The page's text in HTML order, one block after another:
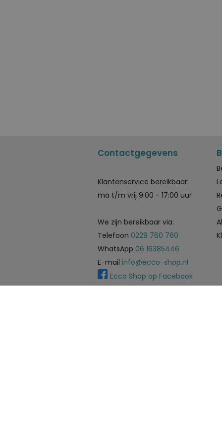
Contactgegevens
Klantenservice bereikbaar:
ma t/m vrij 9:00 - 17:00 uur
We zijn bereikbaar via:
Telefoon 0229 760 760
WhatsApp 06 16385446
E-mail info@ecco-shop.nl
Ecco Shop op Facebook